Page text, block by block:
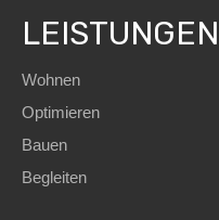
LEISTUNGEN
Wohnen
Optimieren
Bauen
Begleiten